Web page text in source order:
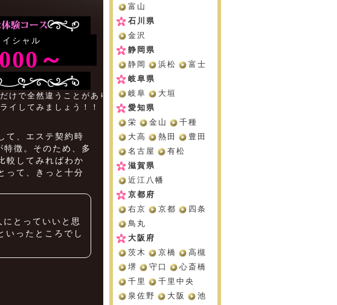
イシャル
～
けで全然違うことがあり
イしてみましょう！！
て、エステ契約時
徴。そのため、多
較してみればわか
って、きっと十分
とっていいと思
いったところでし
富山
石川県
金沢
静岡県
静岡
浜松
富士
岐阜県
岐阜
大垣
愛知県
栄
金山
千種
大高
熱田
豊田
名古屋
有松
滋賀県
近江八幡
京都府
右京
京都
四条
鳥丸
大阪府
茨木
京橋
高槻
堺
守口
心斎橋
千里
千里中央
泉佐野
大阪
池